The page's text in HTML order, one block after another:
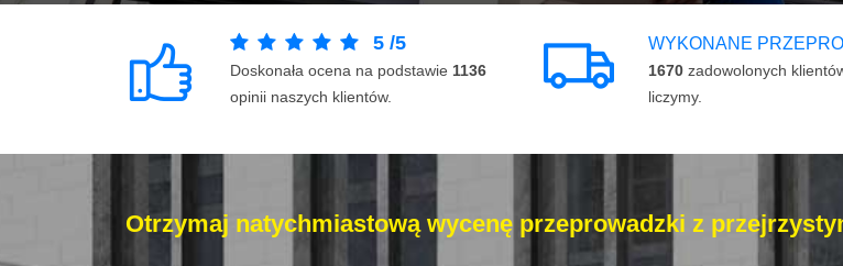
5 /5
Doskonała ocena na podstawie 1136
opinii naszych klientów.
WYKONANE
1670 zadowolonych
liczymy.
Otrzymaj natychmiastową wycenę przeprowadzki z